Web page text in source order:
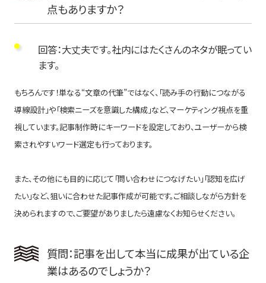
点もありますか？
回答：大丈夫です。社内にはたくさんのネタが眠ってい
ます。
もちろんです！単なる“文章の代筆”ではなく、「読み手の行動につながる
導線設計」や「検索ニーズを意識した構成」など、マーケティング視点を重
視しています。記事制作時にキーワードを設定しており、ユーザーから検
索されやすいワード選定も行っております。
また、その他にも目的に応じて「問い合わせにつなげたい」「認知を広げ
たい」など、狙いに合わせた記事作成が可能です。ご相談しながら方針を
決められますので、ご要望がありましたら遠慮なくお知らせください。
質問：記事を出して本当に成果が出ている企
業はあるのでしょうか？